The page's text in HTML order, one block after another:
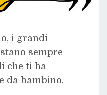
i grandi
sempre
che ti ha
da bambino.